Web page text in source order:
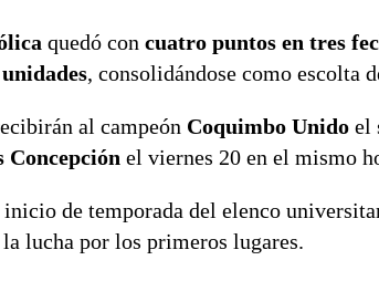
quedó con cuatro puntos en tres
, consolidándose como escolta
al campeón Coquimbo Unido el
Concepción el viernes 20 en el mismo
de temporada del elenco
lucha por los primeros lugares.